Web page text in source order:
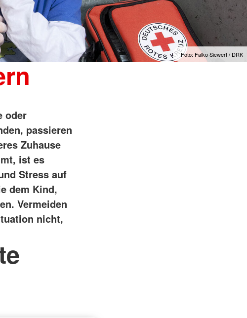
Foto: Falko Siewert / DRK
oder
passieren
Zuhause
ist es
Stress auf
dem Kind,
Vermeiden
nicht,